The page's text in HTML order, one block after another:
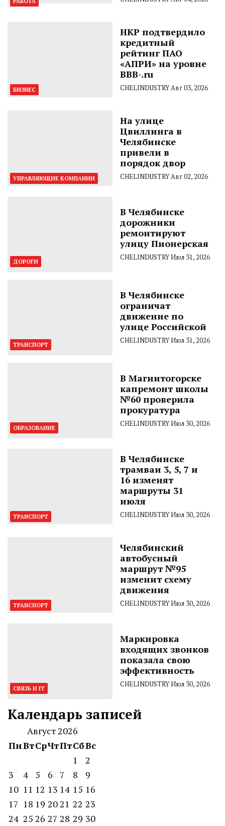
БИЗНЕС
НКР подтвердило
кредитный
рейтинг ПАО
«АПРИ» на уровне
BBB-.ru
CHELINDUSTRYАвг 03, 2026
УПРАВЛЯЮЩИЕ КОМПАНИИ
На улице
Цвиллинга в
Челябинске
привели в
порядок двор
CHELINDUSTRYАвг 02, 2026
ДОРОГИ
В Челябинске
дорожники
ремонтируют
улицу Пионерская
CHELINDUSTRYИюл 31, 2026
ТРАНСПОРТ
В Челябинске
ограничат
движение по
улице Российской
CHELINDUSTRYИюл 31, 2026
ОБРАЗОВАНИЕ
В Магнитогорске
капремонт школы
№60 проверила
прокуратура
CHELINDUSTRYИюл 30, 2026
ТРАНСПОРТ
В Челябинске
трамваи 3, 5, 7 и
16 изменят
маршруты 31
июля
CHELINDUSTRYИюл 30, 2026
ТРАНСПОРТ
Челябинский
автобусный
маршрут №95
изменит схему
движения
CHELINDUSTRYИюл 30, 2026
СВЯЗЬ И IT
Маркировка
входящих звонков
показала свою
эффективность
CHELINDUSTRYИюл 30, 2026
Календарь записей
Август 2026
ПнВтСрЧтПтСбВс
1
2
3
4 5 6 7 8
9
10 11 12 13 14 15 16
17 18 19 2021 22 23
24 25 26 27 28 29 30